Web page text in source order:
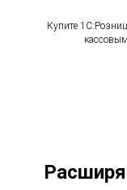
Купите